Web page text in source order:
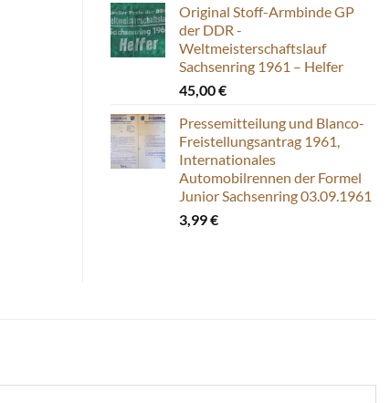
Original Stoff-Armbinde GP
der DDR -
Weltmeisterschaftslauf
Sachsenring 1961 – Helfer
45,00€
Pressemitteilung und Blanco-
Freistellungsantrag 1961,
Internationales
Automobilrennen der Formel
Junior Sachsenring 03.09.1961
3,99€